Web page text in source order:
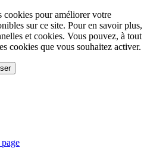
pour améliorer votre
sur ce site. Pour en savoir plus,
et cookies. Vous pouvez, à tout
cookies que vous souhaitez activer.